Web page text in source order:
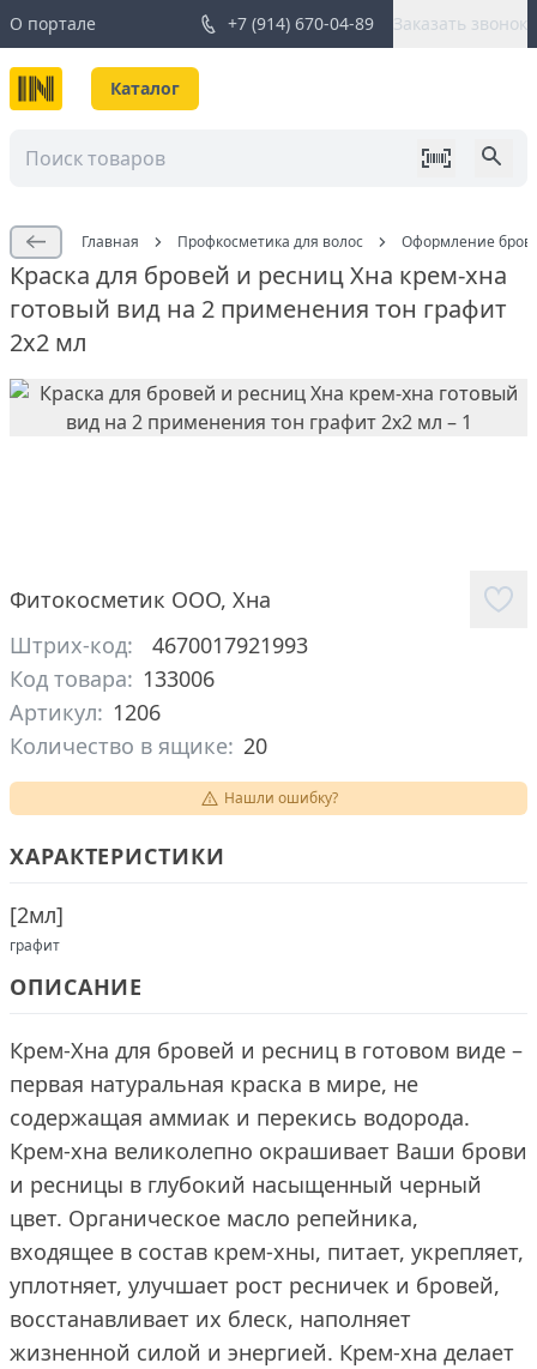
О портале +7 (914) 670-04-89 Заказать звонок
Каталог
Главная Профкосметика для волос Оформление
Краска для бровей и ресниц Хна крем-хна
готовый вид на 2 применения тон графит
2х2 мл
Фитокосметик ООО, Хна
Штрих-код:
4670017921993
Код товара: 133006
Артикул: 1206
Количество в ящике: 20
Нашли ошибку?
ХАРАКТЕРИСТИКИ
[2мл]
графит
ОПИСАНИЕ
Крем-Хна для бровей и ресниц в готовом виде –
первая натуральная краска в мире, не
содержащая аммиак и перекись водорода.
Крем-хна великолепно окрашивает Ваши брови
и ресницы в глубокий насыщенный черный
цвет. Органическое масло репейника,
входящее в состав крем-хны, питает, укрепляет,
уплотняет, улучшает рост ресничек и бровей,
восстанавливает их блеск, наполняет
жизненной силой и энергией. Крем-хна делает